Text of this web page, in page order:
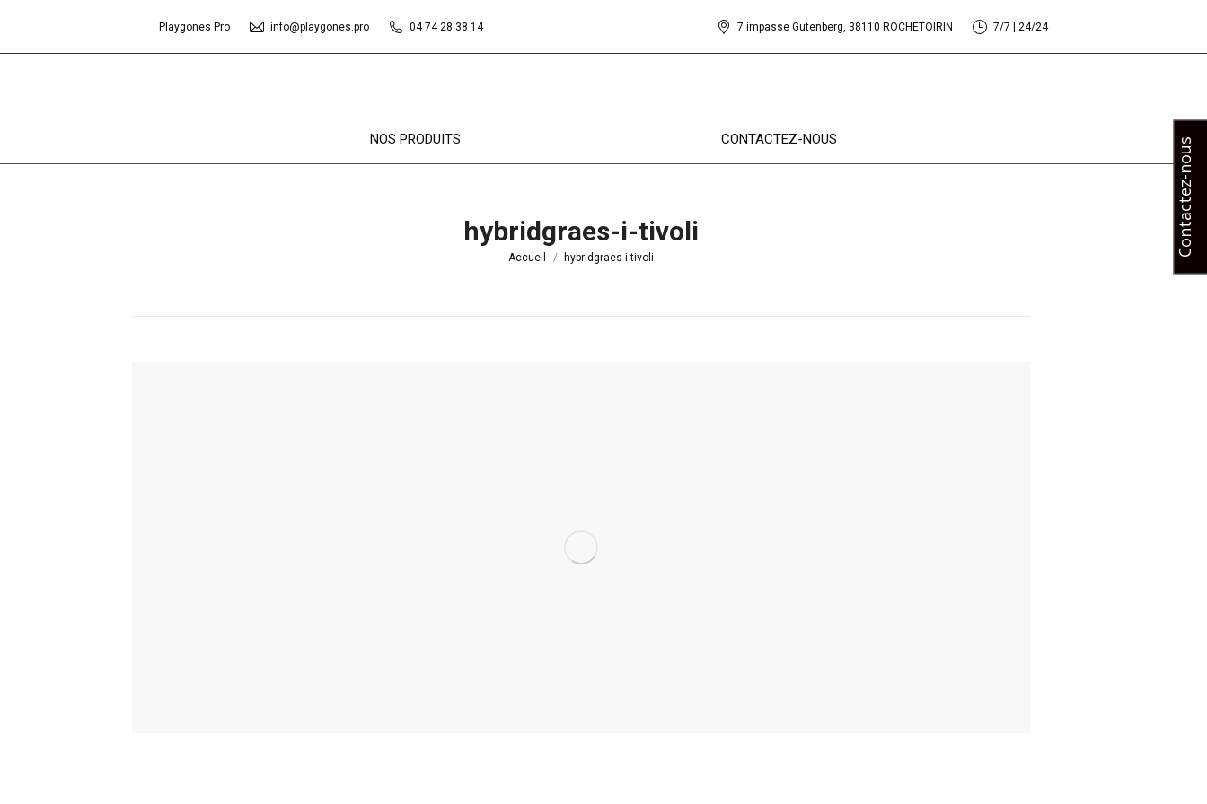
Playgones Pro info@playgones.pro 04 74 28 38 14 7 impasse Gutenberg, 38110 ROCHETOIRIN 7/7 | 24/24
NOS PRODUITS CONTACTEZ-NOUS
hybridgraes-i-tivoli
Vous êtes ici :
Accueil hybridgraes-i-tivoli Contactez-nous